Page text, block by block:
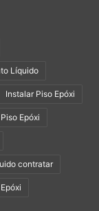
a
ambiente. Em
entre R$
que
Embora o
de
para
ou espaços
Líquido
Instalar Piso Epóxi
Piso Epóxi
contratar